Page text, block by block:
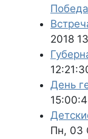
2018
День
Пн, 03